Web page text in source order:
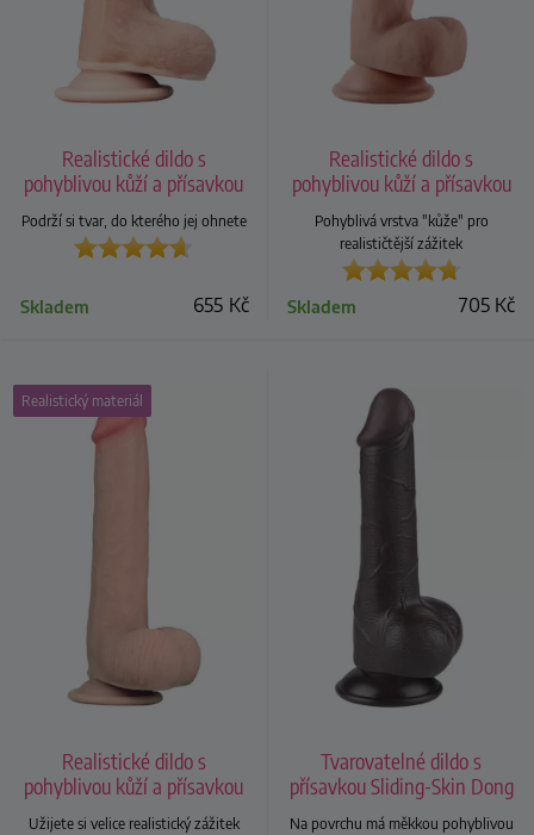
Realistické dildo s
pohyblivou kůží a přísavkou
Sliding Skin 7"
Podrží si tvar, do kterého jej ohnete
655 Kč
Skladem
Realistické dildo s
pohyblivou kůží a přísavkou
Sliding Skin 8"
Pohyblivá vrstva "kůže" pro
realističtější zážitek
705 Kč
Skladem
Realistický materiál
Realistické dildo s
pohyblivou kůží a přísavkou
Sliding Skin 9"
Užijete si velice realistický zážitek
Tvarovatelné dildo s
přísavkou Sliding-Skin Dong
7,5"
Na povrchu má měkkou pohyblivou